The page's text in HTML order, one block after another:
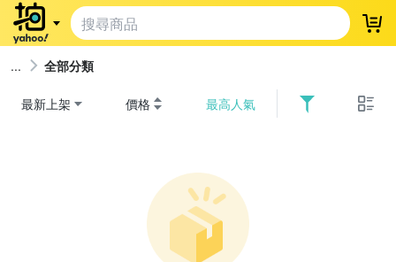
登
全部分類
最新上架 價格 最高人氣